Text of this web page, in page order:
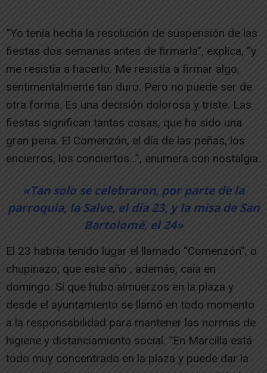
“Yo tenía hecha la resolución de suspensión de las
fiestas dos semanas antes de firmarla”, explica, “y
me resistía a hacerlo. Me resistía a firmar algo,
sentimentalmente tan duro. Pero no puede ser de
otra forma. Es una decisión dolorosa y triste. Las
fiestas significan tantas cosas, que ha sido una
gran pena. El Comenzón, el día de las peñas, los
encierros, los conciertos…”, enumera con nostalgia.
«Tan solo se celebraron, por parte de la
parroquia, la Salve, el día 23, y la misa de San
Bartolomé, el 24»
El 23 habría tenido lugar el llamado “Comenzón”, o
chupinazo, que este año , además, caía en
domingo. Sí que hubo almuerzos en la plaza y
desde el ayuntamiento se llamó en todo momento
a la responsabilidad para mantener las normas de
higiene y distanciamiento social. “En Marcilla está
todo muy concentrado en la plaza y puede dar la